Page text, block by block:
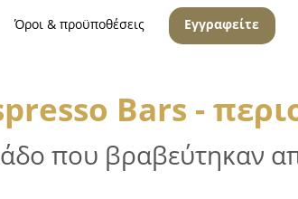
Όροι & προϋποθέσεις Εγγραφείτε
Bars -
που βραβεύτηκαν